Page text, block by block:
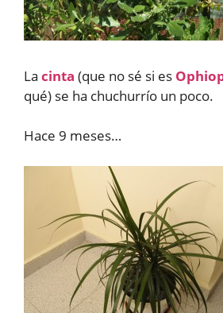
La cinta (que no sé si es
qué) se ha chuchurrío un poco.
Hace 9 meses…